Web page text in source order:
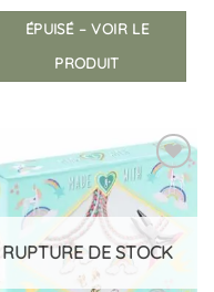
ÉPUISÉ – VOIR LE
PRODUIT
Ajouter
à la
liste
d’envies
RUPTURE DE STOCK